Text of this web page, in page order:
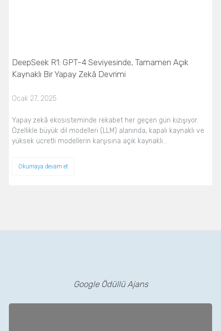
DeepSeek R1: GPT-4 Seviyesinde, Tamamen Açık
Kaynaklı Bir Yapay Zekâ Devrimi
Ocak 27, 2025
Yapay zekâ ekosisteminde rekabet her geçen gün kızışıyor.
Özellikle büyük dil modelleri (LLM) alanında, kapalı kaynaklı ve
yüksek ücretli modellerin karşısına açık kaynaklı…
Okumaya devam et
Google Ödüllü Ajans